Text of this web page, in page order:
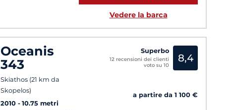
Vedere la barca
Oceanis
343
Skiathos (21 km da
Skopelos)
2010
10.75 metri
Superbo
12 recensioni dei clienti
voto su 10
8,4
a partire da 1 100 €